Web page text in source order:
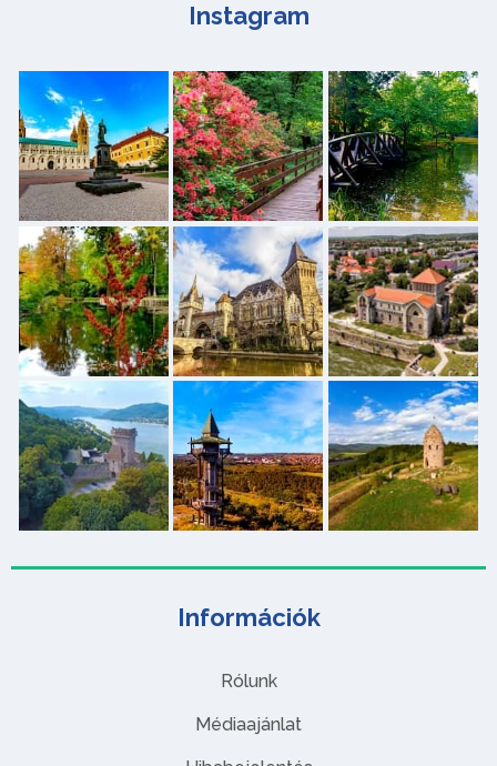
Információk
Rólunk
Médiaajánlat
Instagram